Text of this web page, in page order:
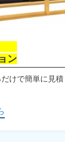
ン
けで簡単に見積